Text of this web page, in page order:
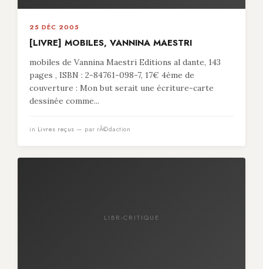
25 DÉC 2005
[LIVRE] MOBILES, VANNINA MAESTRI
mobiles de Vannina Maestri Editions al dante, 143
pages , ISBN : 2-84761-098-7, 17€ 4ème de
couverture : Mon but serait une écriture-carte
dessinée comme...
in Livres reçus — par rÃ©daction
LIBR-CRITIQUE